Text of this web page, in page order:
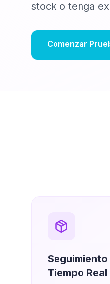
stock o tenga
Comenzar
Tiempo Real